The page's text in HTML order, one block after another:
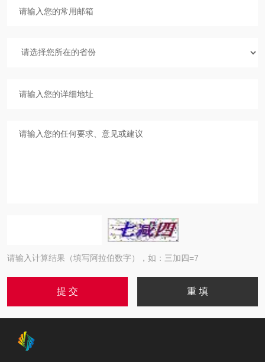
请输入计算结果（填写阿拉伯数字），如：三加四=7